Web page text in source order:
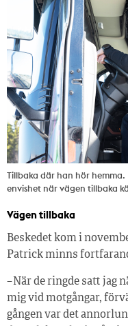
Tillbaka där han hör
envishet när vägen tillbaka
Vägen tillbaka
Beskedet kom i
Patrick minns
– När de ringde satt jag
mig vid motgångar,
gången var det